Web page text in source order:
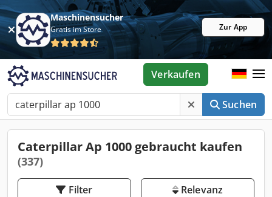
Maschinensucher
Gratis im Store Zur App
Suchen
Verkaufen
Caterpillar Ap 1000 gebraucht kaufen
(337)
Filter Relevanz